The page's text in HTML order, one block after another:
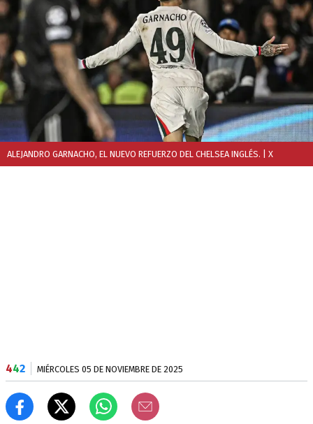
ALEJANDRO GARNACHO, EL NUEVO REFUERZO DEL CHELSEA INGLÉS. | X
442 MIÉRCOLES 05 DE NOVIEMBRE DE 2025